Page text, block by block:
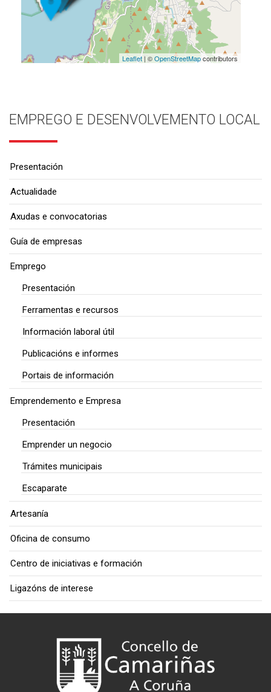
Leaflet| ©OpenStreetMapcontributors
EMPREGO E DESENVOLVEMENTO LOCAL
Presentación
Actualidade
Axudas e convocatorias
Guía de empresas
Emprego
Presentación
Ferramentas e recursos
Información laboral útil
Publicacións e informes
Portais de información
Emprendemento e Empresa
Presentación
Emprender un negocio
Trámites municipais
Escaparate
Artesanía
Oficina de consumo
Centro de iniciativas e formación
Ligazóns de interese